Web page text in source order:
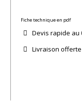
Fiche technique en pdf
Devis rapide au
Livraison offerte